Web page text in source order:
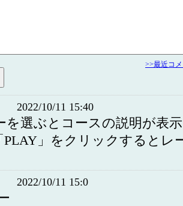
>>最近コ
2022/10/11 15:40
を選ぶとコースの説明が表
PLAY」をクリックするとレ
2022/10/11 15:0